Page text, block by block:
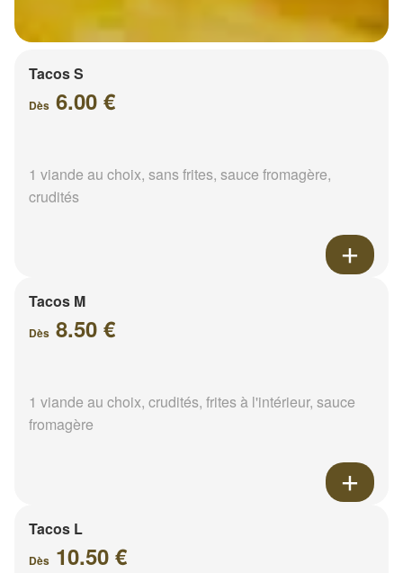
Tacos S
Dès 6.00 €
1 viande au choix, sans frites, sauce fromagère,
crudités
Tacos M
Dès 8.50 €
1 viande au choix, crudités, frites à l'intérieur, sauce
fromagère
Tacos L
Dès 10.50 €